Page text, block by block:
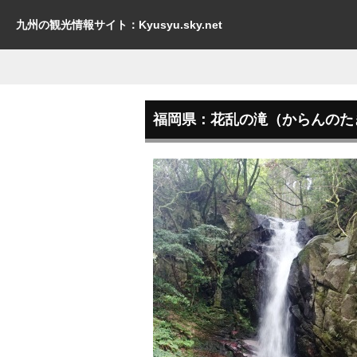
九州の観光情報サイト：Kyusyu.sky.net
福岡県：花乱の滝（からんのた